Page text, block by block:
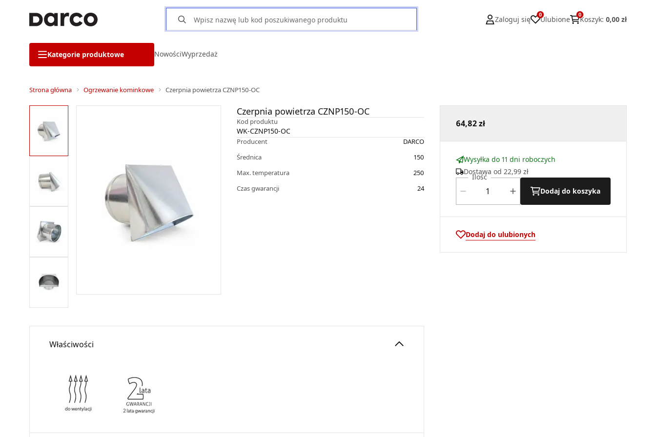
Zaloguj się
0
Ulubione
0
Koszyk: 0,00 zł
Kategorie produktowe NowościWyprzedaż
Strona główna Ogrzewanie kominkowe Czerpnia powietrza CZNP150-OC
Czerpnia powietrza CZNP150-OC
Kod produktu
WK-CZNP150-OC
Producent
DARCO
Średnica
150
Max. temperatura
250
Czas gwarancji
24
64,82 zł
Wysyłka do 11 dni roboczych
Dostawa od 22,99 zł
Ilość
Dodaj do koszyka
Dodaj do ulubionych
Właściwości